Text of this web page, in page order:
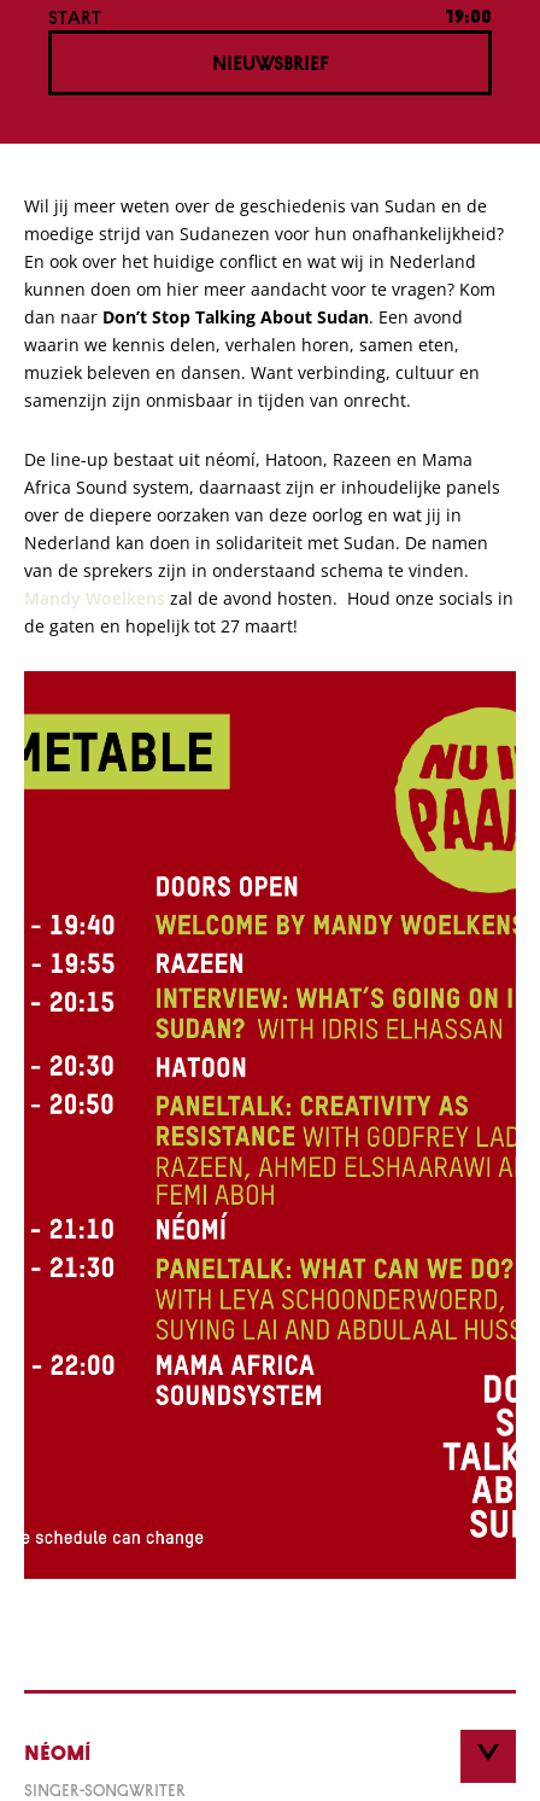
START 19:00
NIEUWSBRIEF
Wil jij meer weten over de geschiedenis van Sudan en de
moedige strijd van Sudanezen voor hun onafhankelijkheid?
En ook over het huidige conflict en wat wij in Nederland
kunnen doen om hier meer aandacht voor te vragen? Kom
dan naar Don’t Stop Talking About Sudan. Een avond
waarin we kennis delen, verhalen horen, samen eten,
muziek beleven en dansen. Want verbinding, cultuur en
samenzijn zijn onmisbaar in tijden van onrecht.
De line-up bestaat uit néomí, Hatoon, Razeen en Mama
Africa Sound system, daarnaast zijn er inhoudelijke panels
over de diepere oorzaken van deze oorlog en wat jij in
Nederland kan doen in solidariteit met Sudan. De namen
van de sprekers zijn in onderstaand schema te vinden.
Mandy Woelkens zal de avond hosten. Houd onze socials in
de gaten en hopelijk tot 27 maart!
néomí
singer-songwriter